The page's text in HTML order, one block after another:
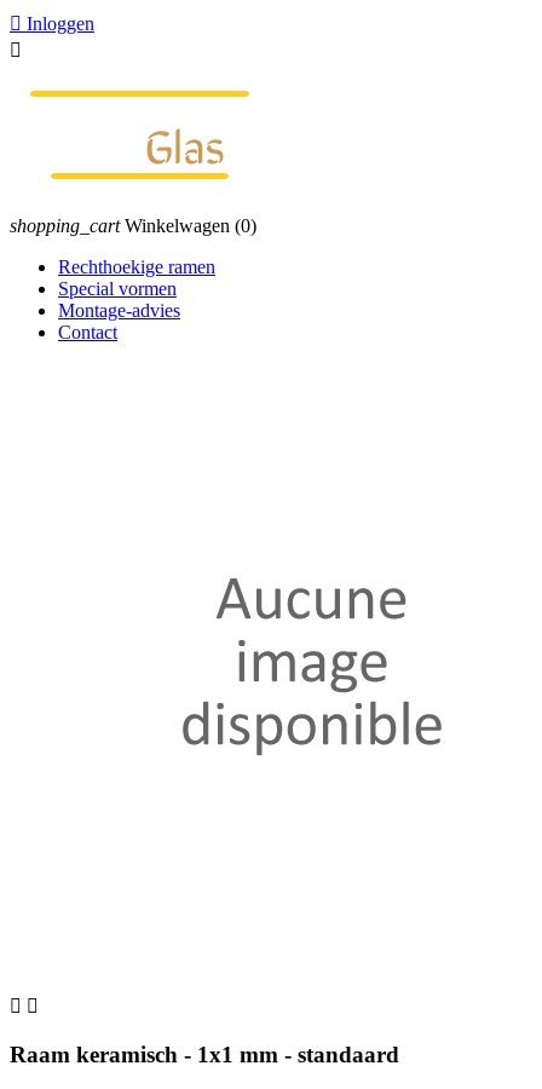
 Inloggen

shopping_cart Winkelwagen (0)
Rechthoekige ramen
Special vormen
Montage-advies
Contact
 
Raam keramisch - 1x1 mm - standaard